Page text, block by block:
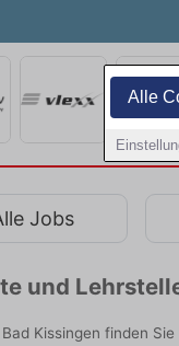
Alle
Jobs
und
Kissingen finden